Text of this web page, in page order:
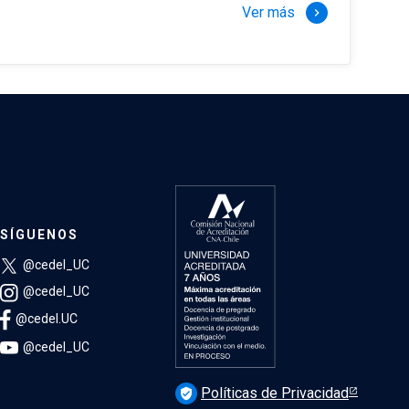
Ver más keyboard_arrow_right
SÍGUENOS
@cedel_UC
@cedel_UC
@cedel.UC
@cedel_UC
verified_user Políticas de Privacidad